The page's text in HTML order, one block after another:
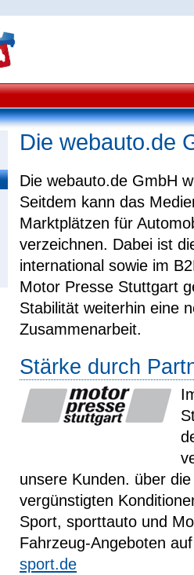
Die webauto.de
Die webauto.de GmbH
Seitdem kann das
Marktplätzen für
verzeichnen. Dabei ist
international sowie im
Motor Presse Stuttgart
Stabilität weiterhin eine
Zusammenarbeit.
Stärke durch
unsere Kunden. über
vergünstigten
Sport, sporttauto und
Fahrzeug-Angeboten
sport.de